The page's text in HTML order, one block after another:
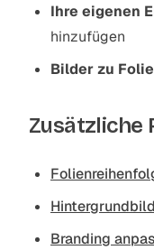
Ihre eigenen
hinzufügen
Bilder zu
Zusätzliche
Branding